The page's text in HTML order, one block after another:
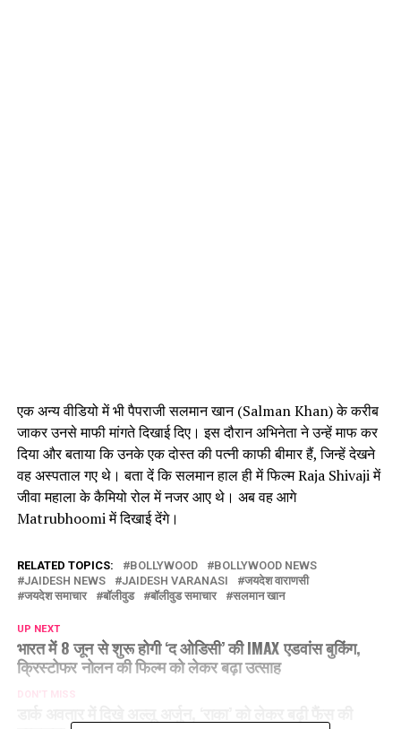
एक अन्य वीडियो में भी पैपराजी सलमान खान (Salman Khan) के करीब
जाकर उनसे माफी मांगते दिखाई दिए। इस दौरान अभिनेता ने उन्हें माफ कर
दिया और बताया कि उनके एक दोस्त की पत्नी काफी बीमार हैं, जिन्हें देखने
वह अस्पताल गए थे। बता दें कि सलमान हाल ही में फिल्म Raja Shivaji में
जीवा महाला के कैमियो रोल में नजर आए थे। अब वह आगे
Matrubhoomi में दिखाई देंगे।
RELATED TOPICS: BOLLYWOOD
BOLLYWOOD NEWS
JAIDESH NEWS
JAIDESH VARANASI
जयदेश वाराणसी
जयदेश समाचार
बॉलीवुड बॉलीवुड समाचार सलमान खान
UP NEXT
भारत में 8 जून से शुरू होगी ‘द ओडिसी’ की IMAX एडवांस बुकिंग,
क्रिस्टोफर नोलन की फिल्म को लेकर बढ़ा उत्साह
DON'T MISS